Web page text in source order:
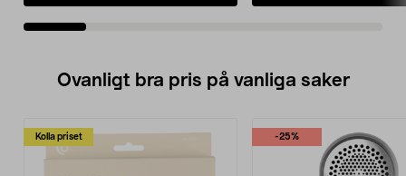
lämna spår i gräsmattan.
studsmattor och möbler.
Ovanligt bra pris på vanliga saker
Kolla priset -25%